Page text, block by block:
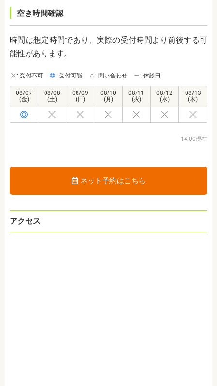
空き時間確認
時間は想定時間であり、実際の受付時間より前後する可
能性があります。
: 受付不可 : 受付可能 : 問い合わせ : 休診日
08/07
(金)
08/08
(土)
08/09
(日)
08/10
(月)
08/11
(火)
08/12
(水)
08/13
(木)
14:00現在
ネット予約はこちら
アクセス